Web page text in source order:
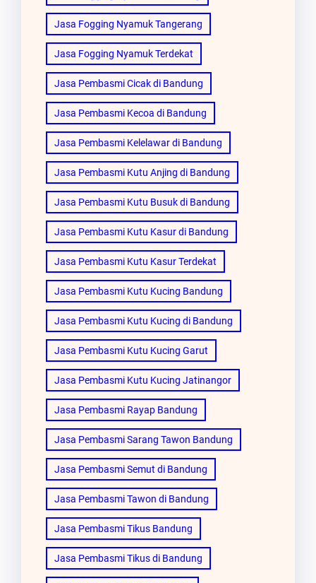
Jasa Fogging Nyamuk Tangerang
Jasa Fogging Nyamuk Terdekat
Jasa Pembasmi Cicak di Bandung
Jasa Pembasmi Kecoa di Bandung
Jasa Pembasmi Kelelawar di Bandung
Jasa Pembasmi Kutu Anjing di Bandung
Jasa Pembasmi Kutu Busuk di Bandung
Jasa Pembasmi Kutu Kasur di Bandung
Jasa Pembasmi Kutu Kasur Terdekat
Jasa Pembasmi Kutu Kucing Bandung
Jasa Pembasmi Kutu Kucing di Bandung
Jasa Pembasmi Kutu Kucing Garut
Jasa Pembasmi Kutu Kucing Jatinangor
Jasa Pembasmi Rayap Bandung
Jasa Pembasmi Sarang Tawon Bandung
Jasa Pembasmi Semut di Bandung
Jasa Pembasmi Tawon di Bandung
Jasa Pembasmi Tikus Bandung
Jasa Pembasmi Tikus di Bandung